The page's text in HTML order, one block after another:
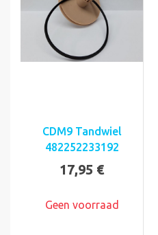
CDM9 Tandwiel
482252233192
17,95 €
Geen voorraad